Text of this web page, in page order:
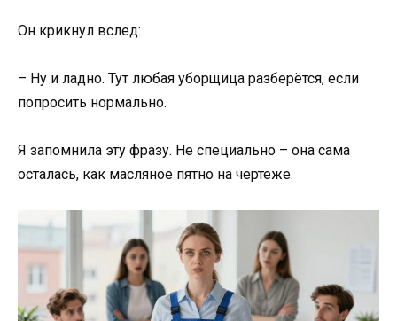
Он крикнул вслед:
– Ну и ладно. Тут любая уборщица разберётся, если
попросить нормально.
Я запомнила эту фразу. Не специально – она сама
осталась, как масляное пятно на чертеже.